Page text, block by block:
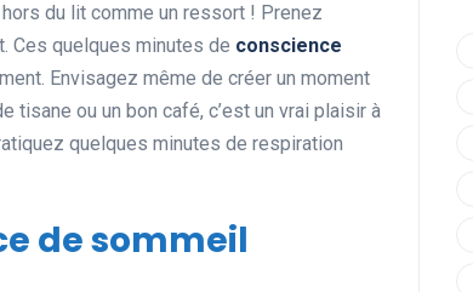
du lit comme un ressort ! Prenez
Ces quelques minutes de conscience
Envisagez même de créer un moment
ou un bon café, c’est un vrai plaisir à
quelques minutes de respiration
de sommeil